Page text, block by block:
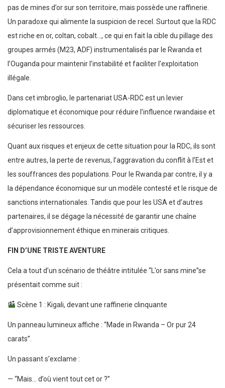
pas de mines d’or sur son territoire, mais possède une raffinerie.
Un paradoxe qui alimente la suspicion de recel. Surtout que la RDC
est riche en or, coltan, cobalt…, ce qui en fait la cible du pillage des
groupes armés (M23, ADF) instrumentalisés par le Rwanda et
l’Ouganda pour maintenir l’instabilité et faciliter l’exploitation
illégale.
Dans cet imbroglio, le partenariat USA-RDC est un levier
diplomatique et économique pour réduire l’influence rwandaise et
sécuriser les ressources.
Quant aux risques et enjeux de cette situation pour la RDC, ils sont
entre autres, la perte de revenus, l’aggravation du conflit à l’Est et
les souffrances des populations. Pour le Rwanda par contre, il y a
la dépendance économique sur un modèle contesté et le risque de
sanctions internationales. Tandis que pour les USA et d’autres
partenaires, il se dégage la nécessité de garantir une chaîne
d’approvisionnement éthique en minerais critiques.
FIN D’UNE TRISTE AVENTURE
Cela a tout d’un scénario de théâtre intitulée “L’or sans mine”se
présentait comme suit :
Scène 1 : Kigali, devant une raffinerie clinquante
Un panneau lumineux affiche : “Made in Rwanda – Or pur 24
carats”.
Un passant s’exclame :
— “Mais… d’où vient tout cet or ?”